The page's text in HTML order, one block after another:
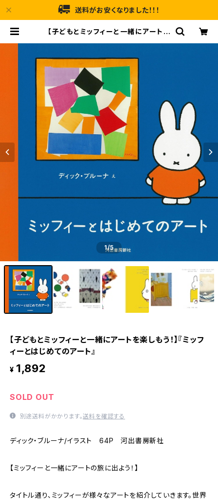
送料がお安くなりました！！！
【子どもとミッフィーと一緒にアートを
1/5
【子どもとミッフィーと一緒にアートを楽しもう！】『ミッフ
ィーとはじめてのアート』
¥ 1,892
SOLD OUT
別途送料がかかります。送料を確認する
ディック・ブルーナ/イラスト 64P 河出書房新社
【ミッフィーと一緒にアートの旅に出よう！】
タイトル通り、ミッフィーが様々なアートを紹介していきます。世界